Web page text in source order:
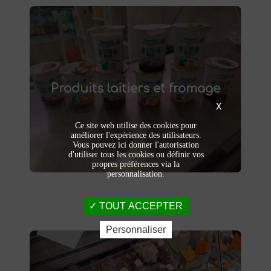
Produits laitiers et fromage
Produits laitiers et fromage
produits laitiers et fromages à
Saint-Saulve
. Yaourts crémeux, fromages
affinés et autres délices laitiers vous
vente directe à la ferme pour une fraîcheur
garantie.
X
Ce site web utilise des cookies pour
améliorer l'expérience des utilisateurs.
Vous pouvez ici donner l'autorisation
d'utiliser tous les cookies ou définir vos
propres préférences via la
personnalisation.
TOUT ACCEPTER
Personnaliser